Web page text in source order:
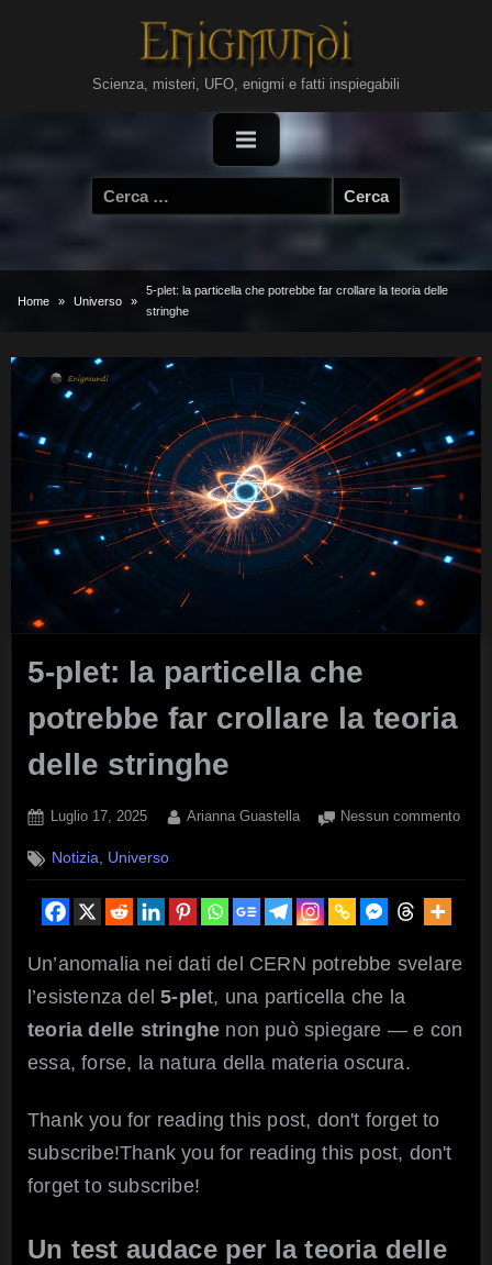
Scienza, misteri, UFO, enigmi e fatti inspiegabili
Ricerca
per:
Home Universo
5-plet: la particella che potrebbe far crollare la teoria delle
stringhe
5-plet: la particella che
potrebbe far crollare la teoria
delle stringhe
Posted
Luglio 17, 2025 By
Arianna Guastella Nessun commentosu
la
la
Notizia, Universo
Un’anomalia nei dati del CERN potrebbe svelare
l’esistenza del5-plet, una particella che la
teoria delle stringhe non può spiegare — e con
essa, forse, la natura della materia oscura.
Thank you for reading this post, don't forget to
subscribe!Thank you for reading this post, don't
forget to subscribe!
Un test audace per la teoria delle